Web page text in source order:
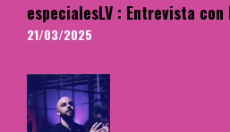
especialesLV : Entrevista
21/03/2025